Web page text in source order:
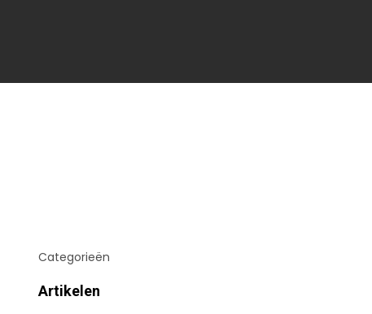
Categorieën
Artikelen